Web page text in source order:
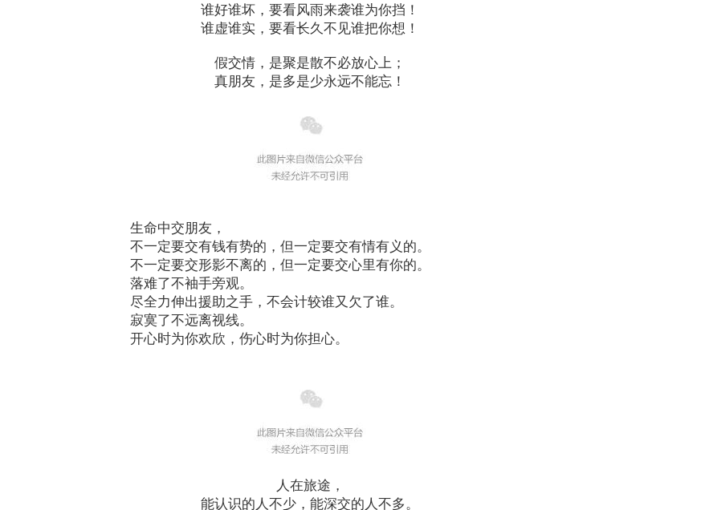
谁好谁坏，要看风雨来袭谁为你挡！
谁虚谁实，要看长久不见谁把你想！
假交情，是聚是散不必放心上；
真朋友，是多是少永远不能忘！
生命中交朋友，
不一定要交有钱有势的，但一定要交有情有义的。
不一定要交形影不离的，但一定要交心里有你的。
落难了不袖手旁观。
尽全力伸出援助之手，不会计较谁又欠了谁。
寂寞了不远离视线。
开心时为你欢欣，伤心时为你担心。
人在旅途，
能认识的人不少，能深交的人不多。